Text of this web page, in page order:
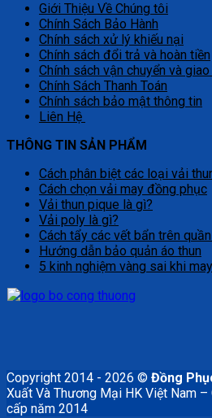
Giới Thiệu Về Chúng tôi
Chính Sách Bảo Hành
Chính sách xử lý khiếu nại
Chính sách đổi trả và hoàn tiền
Chính sách vận chuyển và giao
Chính Sách Thanh Toán
Chính sách bảo mật thông tin
Liên Hệ
THÔNG TIN SẢN PHẨM
Cách phân biệt các loại vải
Cách chọn vải may đồng phục
Vải thun pique là gì?
Vải poly là gì?
Cách tẩy các vết bẩn trên
Hướng dẫn bảo quản áo thun
5 kinh nghiệm vàng sai khi
Copyright 2014 - 2026 © Đồng
Xuất Và Thương Mại HK Việt Nam
cấp năm 2014